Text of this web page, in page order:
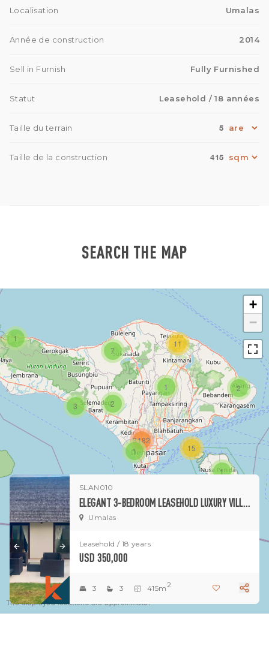
Localisation Umalas
Année de construction 2014
Sell in Furnish Fully Furnished
Statut Leasehold / 18 années
Taille du terrain 5
Taille de la construction 415
SEARCH THE MAP
1
1
1
3
7
2
15
11
3182
1
2
+
−
The displayed locations are approximate.
SLAN010
ELEGANT 3-BEDROOM LEASEHOLD LUXURY VILLA IN PRIME UMALAS LOCATION
Umalas
Leasehold / 18 years
USD 350,000
3 3 415m2